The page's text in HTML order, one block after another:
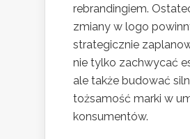
rebrandingiem.
zmiany w logo
strategicznie
nie tylko zachwycać
ale także budować
tożsamość marki w
konsumentów.